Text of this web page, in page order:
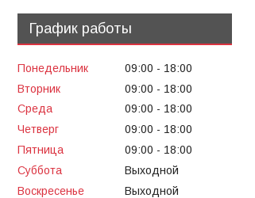
График работы
Понедельник 09:00
18:00
Вторник
09:00
18:00
Среда
09:00
18:00
Четверг
09:00
18:00
Пятница
09:00
18:00
Суббота
Выходной
Воскресенье
Выходной